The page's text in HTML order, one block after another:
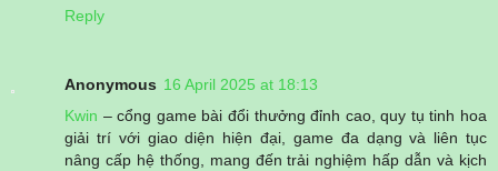
Reply
Anonymous 16 April 2025 at 18:13
Kwin – cổng game bài đổi thưởng đỉnh cao, quy tụ tinh hoa
giải trí với giao diện hiện đại, game đa dạng và liên tục
nâng cấp hệ thống, mang đến trải nghiệm hấp dẫn và kịch